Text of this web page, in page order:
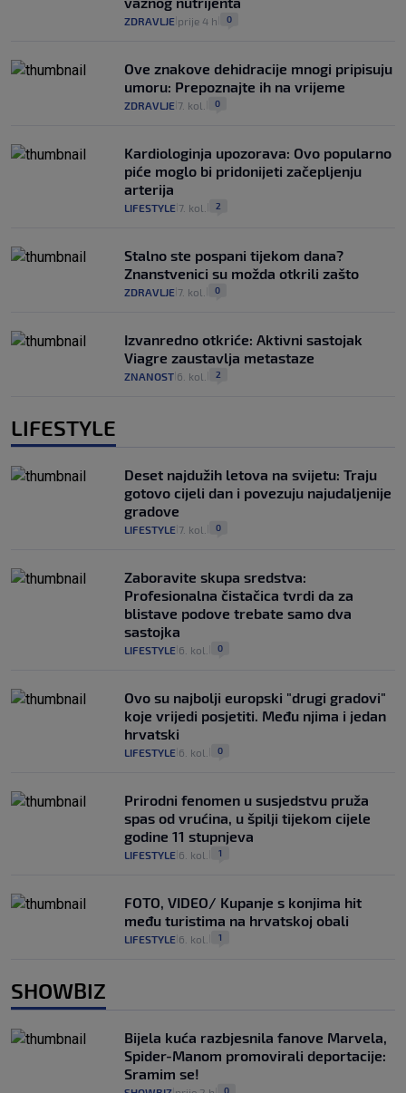
ZDRAVLJE prije 4 h 0
Ove znakove dehidracije mnogi pripisuju
umoru: Prepoznajte ih na vrijeme
ZDRAVLJE 7. kol. 0
Kardiologinja upozorava: Ovo popularno
piće moglo bi pridonijeti začepljenju
arterija
LIFESTYLE 7. kol. 2
Stalno ste pospani tijekom dana?
Znanstvenici su možda otkrili zašto
ZDRAVLJE 7. kol. 0
Izvanredno otkriće: Aktivni sastojak
Viagre zaustavlja metastaze
ZNANOST 6. kol. 2
LIFESTYLE
Deset najdužih letova na svijetu: Traju
gotovo cijeli dan i povezuju najudaljenije
gradove
LIFESTYLE 7. kol. 0
Zaboravite skupa sredstva:
Profesionalna čistačica tvrdi da za
blistave podove trebate samo dva
sastojka
LIFESTYLE 6. kol. 0
Ovo su najbolji europski "drugi gradovi"
koje vrijedi posjetiti. Među njima i jedan
hrvatski
LIFESTYLE 6. kol. 0
Prirodni fenomen u susjedstvu pruža
spas od vrućina, u špilji tijekom cijele
godine 11 stupnjeva
LIFESTYLE 6. kol. 1
FOTO, VIDEO/ Kupanje s konjima hit
među turistima na hrvatskoj obali
LIFESTYLE 6. kol. 1
SHOWBIZ
Bijela kuća razbjesnila fanove Marvela,
Spider-Manom promovirali deportacije:
Sramim se!
0